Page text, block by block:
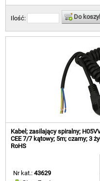
Ilość: Do
Kabel; zasilający spiralny;
CEE 7/7 kątowy; 5m; czarny; 3
RoHS
Nr kat.:43629